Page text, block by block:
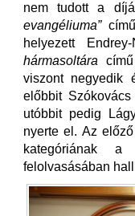
nem tudott a
evangéliuma”című
helyezett
hármasoltára
viszont negyedik
előbbit Szókovács
utóbbit pedig
nyerte el. Az
kategóriának
felolvasásában